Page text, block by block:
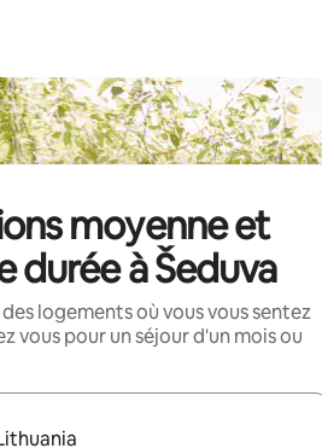
moyenne et
durée à Šeduva
logements où vous vous sentez
vous pour un séjour d'un mois ou
résultats s'affichent, utilisez les